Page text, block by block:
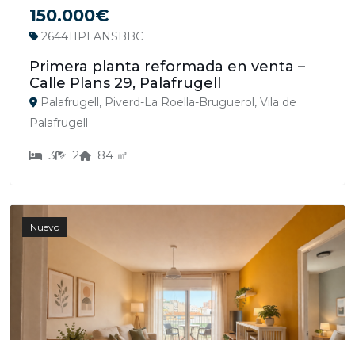
150.000€
264411PLANSBBC
Primera planta reformada en venta –
Calle Plans 29, Palafrugell
Palafrugell, Piverd-La Roella-Bruguerol, Vila de
Palafrugell
3 2 84 ㎡
Nuevo